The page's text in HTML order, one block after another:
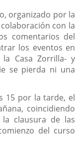
organizado por la
con la
comentarios del
los eventos en
Casa Zorrilla- y
se pierda ni una
15 por la tarde, el
coincidiendo
clausura de las
del curso